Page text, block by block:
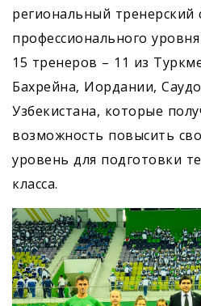
региональный тренерский
профессионального
15 тренеров – 11 из
Бахрейна, Иордании,
Узбекистана, которые
возможность повысить
уровень для подготовки
класса.